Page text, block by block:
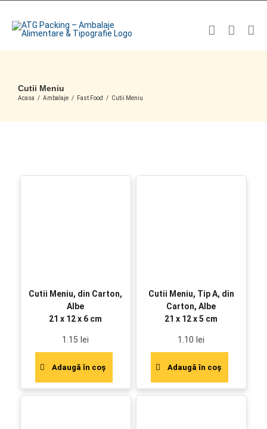
content
Cutii Meniu
Acasa / Ambalaje / Fast Food / Cutii Meniu
Cutii Meniu, din Carton,
Albe
21 x 12 x 6 cm
1.15 lei
Adaugă în coș
Cutii Meniu, Tip A, din
Carton, Albe
21 x 12 x 5 cm
1.10 lei
Adaugă în coș